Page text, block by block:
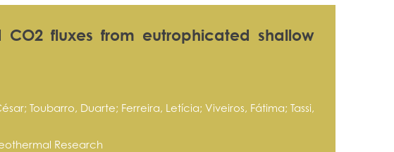
CO2 fluxes from eutrophicated shallow
Toubarro, Duarte; Ferreira, Letícia; Viveiros, Fátima; Tassi,
Research